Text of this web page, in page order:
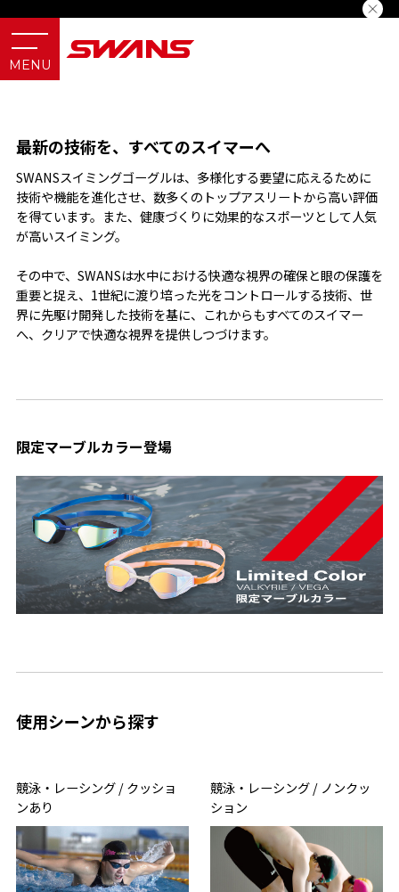
Swimming
スイミングゴーグル
最新の技術を、すべてのスイマーへ
SWANSスイミングゴーグルは、多様化する要望に応えるために
技術や機能を進化させ、数多くのトップアスリートから高い評価
を得ています。また、健康づくりに効果的なスポーツとして人気
が高いスイミング。
その中で、SWANSは水中における快適な視界の確保と眼の保護を
重要と捉え、1世紀に渡り培った光をコントロールする技術、世
界に先駆け開発した技術を基に、これからもすべてのスイマー
へ、クリアで快適な視界を提供しつづけます。
限定マーブルカラー登場
使用シーンから探す
競泳・レーシング / クッショ
ンあり
競泳・レーシング / ノンクッ
ション